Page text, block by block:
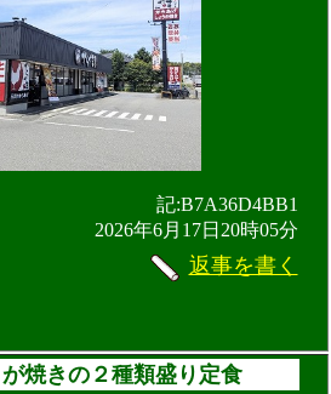
記:B7A36D4BB1
2026年6月17日20時05分
返事を書く
が焼きの２種類盛り定食